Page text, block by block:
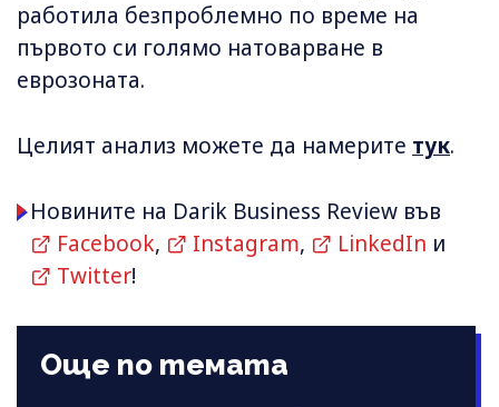
работила безпроблемно по време на
първото си голямо натоварване в
еврозоната.
Целият анализ можете да намерите тук.
Новините на Darik Business Review във
Facebook, Instagram, LinkedIn и
Twitter!
Още по темата